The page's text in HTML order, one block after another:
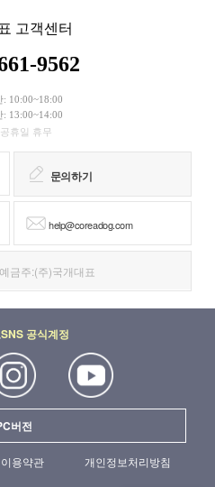
고객센터
9562
: 10:00~18:00
: 13:00~14:00
휴일 휴무
문의하기
help@coreadog.com
예금주:(주)국개대표
SNS 공식계정
버전
이용약관 개인정보처리방침